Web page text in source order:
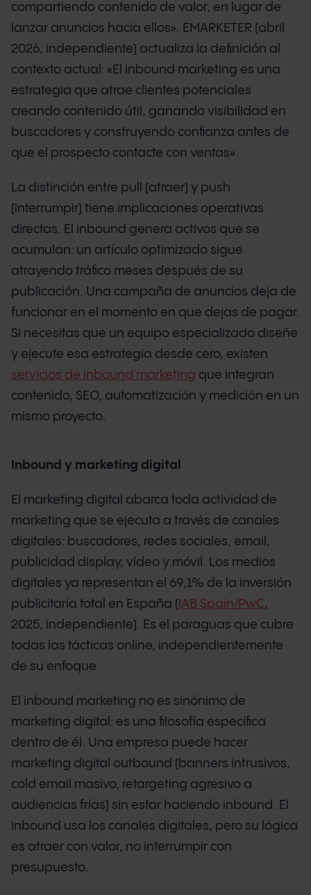
compartiendo contenido de valor, en lugar de
lanzar anuncios hacia ellos». EMARKETER (abril
2026, independiente) actualiza la definición al
contexto actual: «El inbound marketing es una
estrategia que atrae clientes potenciales
creando contenido útil, ganando visibilidad en
buscadores y construyendo confianza antes de
que el prospecto contacte con ventas».
La distinción entre pull (atraer) y push
(interrumpir) tiene implicaciones operativas
directas. El inbound genera activos que se
acumulan: un artículo optimizado sigue
atrayendo tráfico meses después de su
publicación. Una campaña de anuncios deja de
funcionar en el momento en que dejas de pagar.
Si necesitas que un equipo especializado diseñe
y ejecute esa estrategia desde cero, existen
servicios de inbound marketing que integran
contenido, SEO, automatización y medición en un
mismo proyecto.
Inbound y marketing digital
El marketing digital abarca toda actividad de
marketing que se ejecuta a través de canales
digitales: buscadores, redes sociales, email,
publicidad display, vídeo y móvil. Los medios
digitales ya representan el 69,1% de la inversión
publicitaria total en España ( IAB Spain/PwC,
2025, independiente). Es el paraguas que cubre
todas las tácticas online, independientemente
de su enfoque.
El inbound marketing no es sinónimo de
marketing digital: es una filosofía específica
dentro de él. Una empresa puede hacer
marketing digital outbound (banners intrusivos,
cold email masivo, retargeting agresivo a
audiencias frías) sin estar haciendo inbound. El
inbound usa los canales digitales, pero su lógica
es atraer con valor, no interrumpir con
presupuesto.